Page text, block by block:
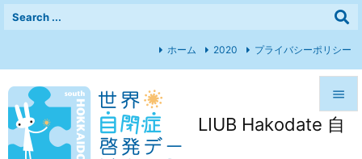
LIUB Hakodate 自


ホーム 2020 プライバシーポリシー